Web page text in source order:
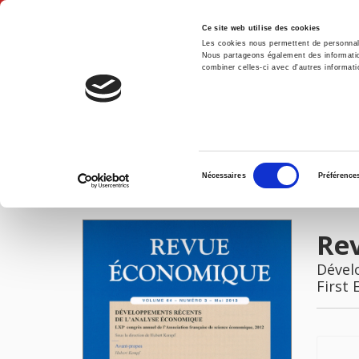
Ce site web utilise des cookies
Les cookies nous permettent de
Nous partageons également des
combiner celles-ci avec d'autres
consentement
Nécessaires
IMAGES
First